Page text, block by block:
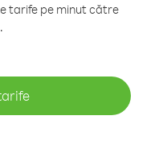
tarife pe minut către